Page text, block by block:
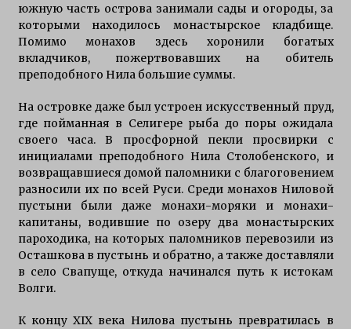
южную часть острова занимали сады и огороды, за
которыми находилось монастырское кладбище.
Помимо монахов здесь хоронили богатых
вкладчиков, пожертвовавших на обитель
преподобного Нила большие суммы.
На островке даже был устроен искусственный пруд,
где пойманная в Селигере рыба до поры ожидала
своего часа. В просфорной пекли просвирки с
инициалами преподобного Нила Столобенского, и
возвращавшиеся домой паломники с благоговением
разносили их по всей Руси. Среди монахов Ниловой
пустыни были даже монахи-моряки и монахи-
капитаны, водившие по озеру два монастырских
пароходика, на которых паломников перевозили из
Осташкова в пустынь и обратно, а также доставляли
в село Свапуще, откуда начинался путь к истокам
Волги.
К концу XIX века Нилова пустынь превратилась в